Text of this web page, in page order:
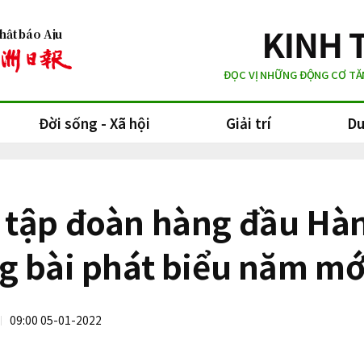
báo Aju
ĐỌC VỊ NHỮNG ĐỘNG CƠ
Đời sống - Xã hội Giải trí
tập đoàn hàng đầu
bài phát biểu năm
09:00 05-01-2022